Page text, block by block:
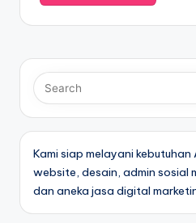
Kami siap melayani
website, desain, admin sosial
dan aneka jasa digital